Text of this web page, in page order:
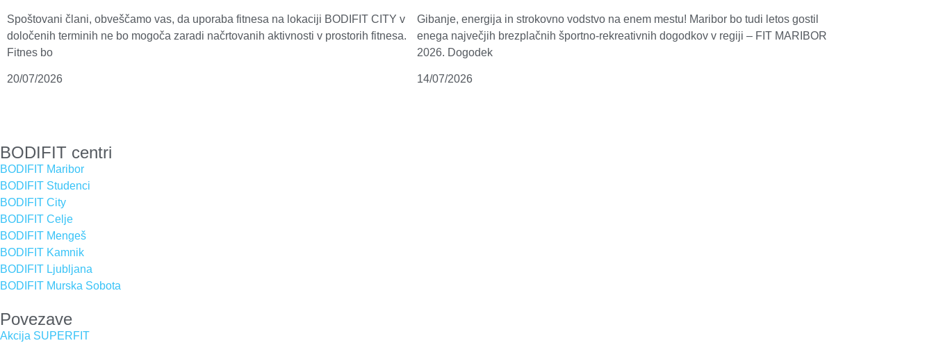
Spoštovani člani, obveščamo vas, da uporaba fitnesa na lokaciji BODIFIT CITY v
določenih terminih ne bo mogoča zaradi načrtovanih aktivnosti v prostorih fitnesa.
Fitnes bo
20/07/2026
Gibanje, energija in strokovno vodstvo na enem mestu! Maribor bo tudi letos gostil
enega največjih brezplačnih športno-rekreativnih dogodkov v regiji – FIT MARIBOR
2026. Dogodek
14/07/2026
BODIFIT centri
BODIFIT Maribor
BODIFIT Studenci
BODIFIT City
BODIFIT Celje
BODIFIT Mengeš
BODIFIT Kamnik
BODIFIT Ljubljana
BODIFIT Murska Sobota
Povezave
Akcija SUPERFIT